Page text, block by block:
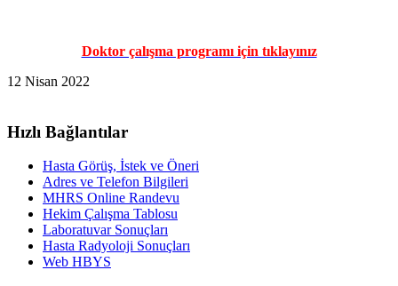
Doktor çalışma programı için tıklayınız
12 Nisan 2022
Hızlı Bağlantılar
Hasta Görüş, İstek ve Öneri
Adres ve Telefon Bilgileri
MHRS Online Randevu
Hekim Çalışma Tablosu
Laboratuvar Sonuçları
Hasta Radyoloji Sonuçları
Web HBYS